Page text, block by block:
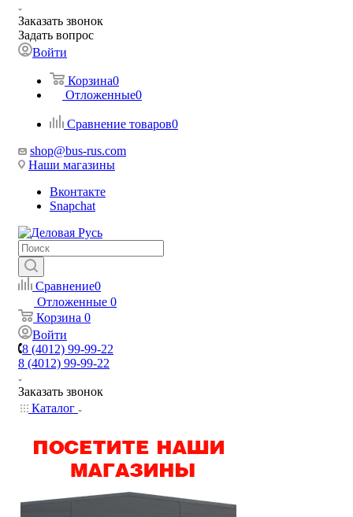
Заказать звонок
Задать вопрос
Войти
Корзина0
Отложенные0
Сравнение товаров0
shop@bus-rus.com
Наши магазины
Вконтакте
Snapchat
Сравнение0
Отложенные 0
Корзина 0
Войти
8 (4012) 99-99-22
8 (4012) 99-99-22
Заказать звонок
Каталог